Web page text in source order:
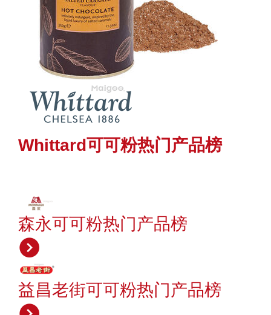
Whittard可可粉热门产品榜
森永可可粉热门产品榜
益昌老街可可粉热门产品榜